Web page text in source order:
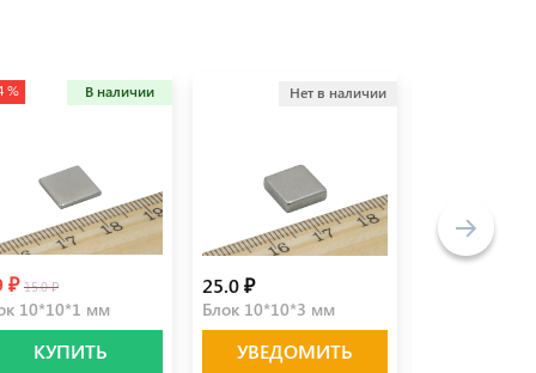
% В наличии
₽ 15.0 ₽
10*10*1 мм
КУПИТЬ
Нет в наличии
25.0 ₽
Блок 10*10*3 мм
УВЕДОМИТЬ